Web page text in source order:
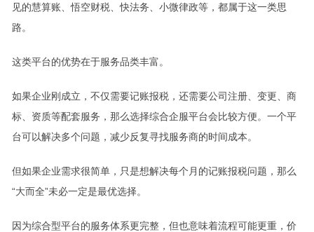
见的慧算账、悟空财税、快法务、小微律政等，都属于这一类思
路。
这类平台的优势在于服务品类丰富。
如果企业刚成立，不仅需要记账报税，还需要公司注册、变更、商
标、资质等配套服务，那么选择综合企服平台会比较方便。一个平
台可以解决多个问题，减少反复寻找服务商的时间成本。
但如果企业需求很简单，只是想解决每个月的记账报税问题，那么
“大而全”未必一定是最优选择。
因为综合型平台的服务体系更完整，但也意味着流程可能更重，价